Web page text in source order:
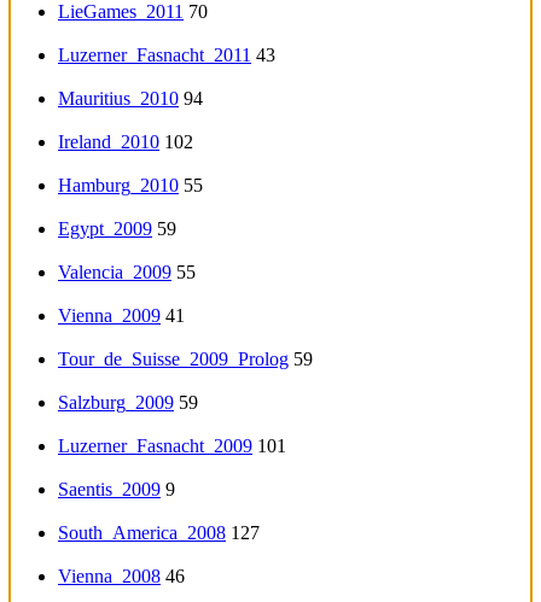
LieGames_2011 70
Luzerner_Fasnacht_2011 43
Mauritius_2010 94
Ireland_2010 102
Hamburg_2010 55
Egypt_2009 59
Valencia_2009 55
Vienna_2009 41
Tour_de_Suisse_2009_Prolog 59
Salzburg_2009 59
Luzerner_Fasnacht_2009 101
Saentis_2009 9
South_America_2008 127
Vienna_2008 46